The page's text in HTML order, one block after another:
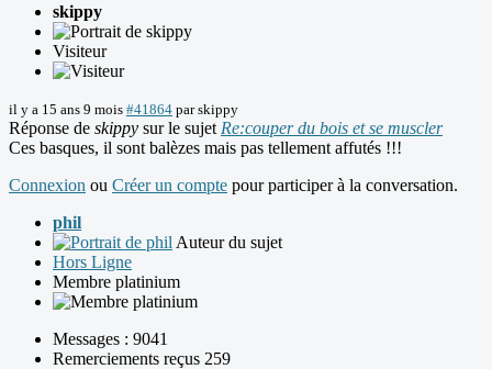
skippy
Visiteur
il y a 15 ans 9 mois #41864 parskippy
Réponse de skippy sur le sujet Re:couper du bois et se muscler
Ces basques, il sont balèzes mais pas tellement affutés !!!
Connexion ou Créer un compte pour participer à la conversation.
phil
Auteur du sujet
Hors Ligne
Membre platinium
Messages : 9041
Remerciements reçus 259